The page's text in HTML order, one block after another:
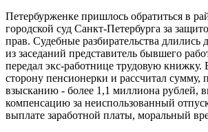
Петербурженке пришлось обратиться в
городской суд Санкт-Петербурга за
прав. Судебные разбирательства длились
из заседаний представитель бывшего
передал экс-работнице трудовую книжку.
сторону пенсионерки и рассчитал
взысканию - более 1,1 миллиона рублей,
компенсацию за неиспользованный
выплате заработной платы, моральный